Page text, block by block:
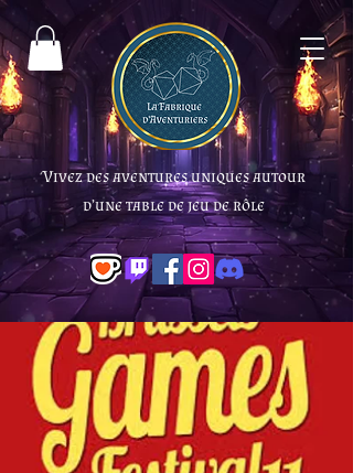
Vivez des aventures uniques autour
d’une table de jeu de rôle